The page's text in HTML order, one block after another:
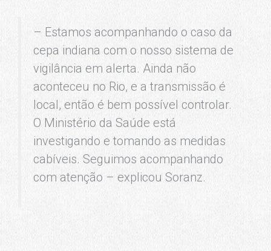
– Estamos acompanhando o caso da
cepa indiana com o nosso sistema de
vigilância em alerta. Ainda não
aconteceu no Rio, e a transmissão é
local, então é bem possível controlar.
O Ministério da Saúde está
investigando e tomando as medidas
cabíveis. Seguimos acompanhando
com atenção – explicou Soranz.